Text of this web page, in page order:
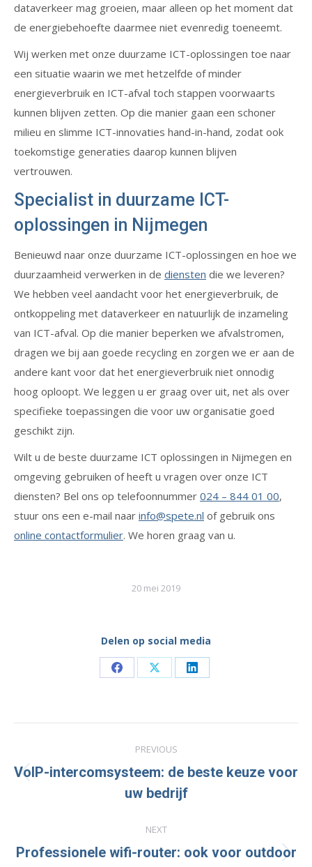
dataverkeer mag groeien, maar alleen op het moment dat
de energiebehoefte daarmee niet evenredig toeneemt.
Wij werken met onze duurzame ICT-oplossingen toe naar
een situatie waarin we met hetzelfde of minder
energieverbruik en ICT-afval toch stappen voorwaarts
kunnen blijven zetten. Op die manier gaan een schoner
milieu en slimme ICT-innovaties hand-in-hand, zodat ook
toekomstige generaties daarop kunnen blijven
vertrouwen.
Specialist in duurzame ICT-
oplossingen in Nijmegen
Benieuwd naar onze duurzame ICT-oplossingen en hoe we
duurzaamheid verwerken in de diensten die we leveren?
We hebben veel aandacht voor het energieverbruik, de
ontkoppeling met dataverkeer en natuurlijk de inzameling
van ICT-afval. Op die manier beperken we afvalstromen,
dragen we bij aan goede recycling en zorgen we er aan de
andere kant voor dat het energieverbruik niet onnodig
hoog oploopt. We leggen u er graag over uit, net als over
specifieke toepassingen die voor uw organisatie goed
geschikt zijn.
Wilt u de beste duurzame ICT oplossingen in Nijmegen en
omgeving gebruiken of heeft u vragen over onze ICT
diensten? Bel ons op telefoonnummer 024 – 844 01 00,
stuur ons een e-mail naar info@spete.nl of gebruik ons
online contactformulier. We horen graag van u.
20 mei 2019
Delen op social media
Share
Facebook
Share
X
Share
LinkedIn
navigation
PREVIOUS
Previous
post:
VoIP-intercomsysteem: de beste keuze voor
uw bedrijf
NEXT
Next
Professionele wifi-router: ook voor outdoor